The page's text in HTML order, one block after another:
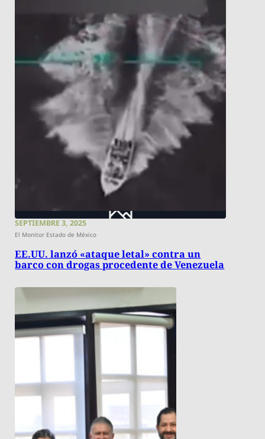
SEPTIEMBRE 3, 2025
El Monitor Estado de México
EE.UU. lanzó «ataque letal» contra un
barco con drogas procedente de Venezuela